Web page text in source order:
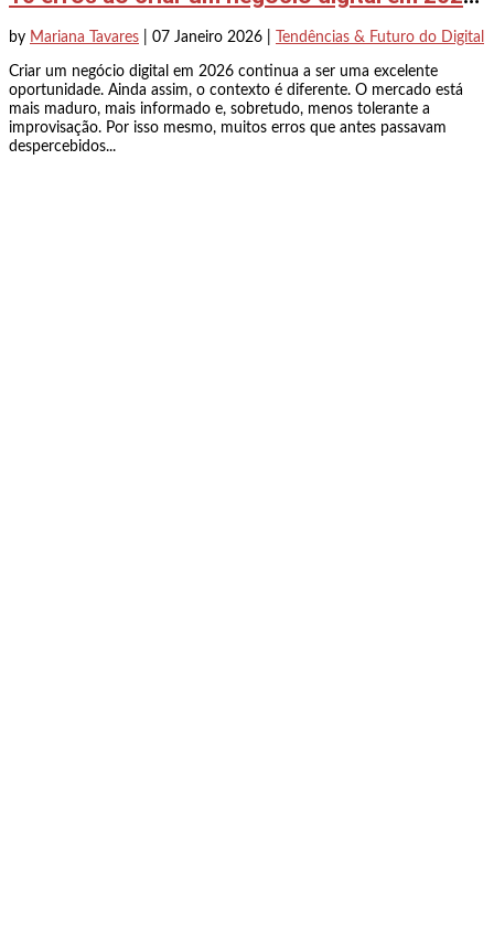
by Mariana Tavares 07 Janeiro 2026 Tendências & Futuro do Digital
Criar um negócio digital em 2026 continua a ser uma excelente
oportunidade. Ainda assim, o contexto é diferente. O mercado está
mais maduro, mais informado e, sobretudo, menos tolerante a
improvisação. Por isso mesmo, muitos erros que antes passavam
despercebidos...